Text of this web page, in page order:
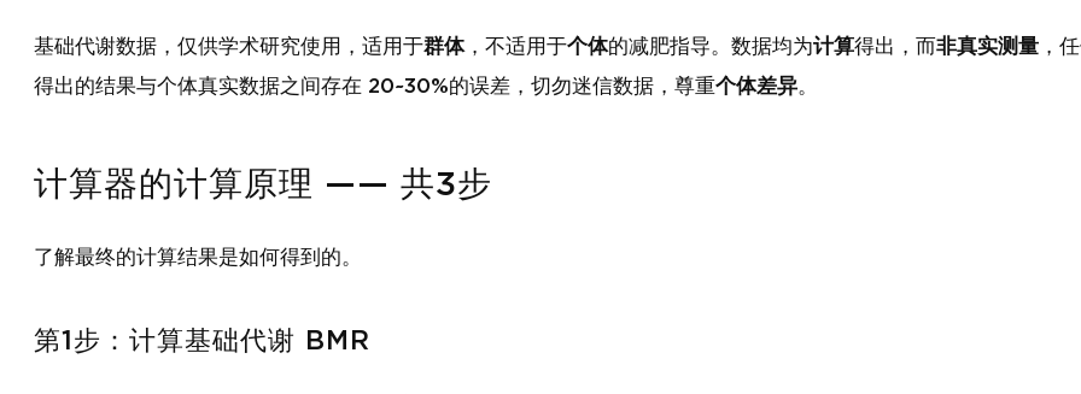
基础代谢数据，仅供学术研究使用，适用于群体，不适用于个体的减肥指导。数据均为计算得出，而非真实测量 ，
得出的结果与个体真实数据之间存在 20~30%的误差，切勿迷信数据，尊重个体差异。
计算器的计算原理 —— 共3步
了解最终的计算结果是如何得到的。
第1步：计算基础代谢 BMR